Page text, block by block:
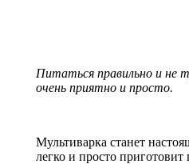
Питаться правильно и не
очень приятно и просто.
Мультиварка станет
легко и просто